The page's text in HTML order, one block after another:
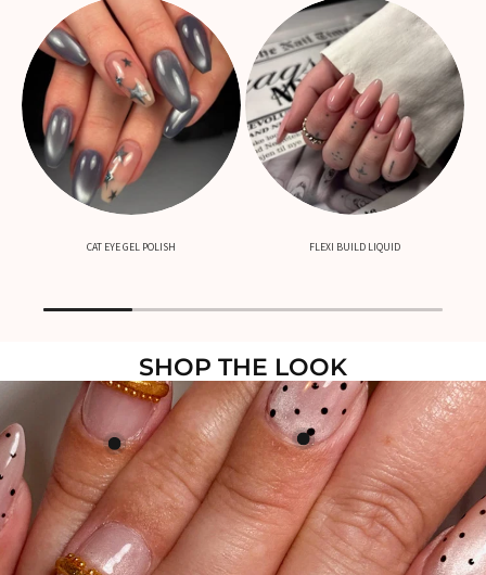
CAT EYE GEL POLISH FLEXI BUILD LIQUID
SHOP THE LOOK